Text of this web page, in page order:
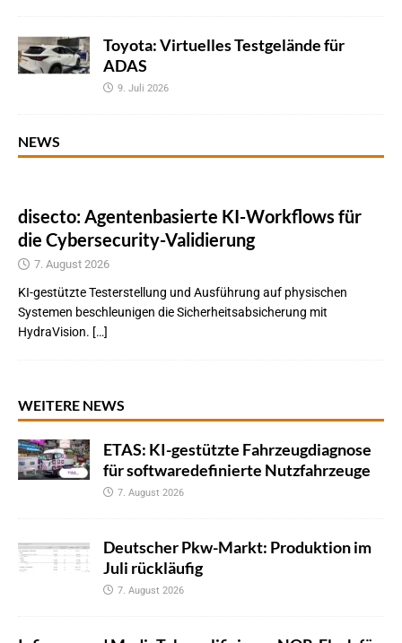
Toyota: Virtuelles Testgelände für
ADAS
9. Juli 2026
NEWS
disecto: Agentenbasierte KI-Workflows für
die Cybersecurity-Validierung
7. August 2026
KI-gestützte Testerstellung und Ausführung auf physischen
Systemen beschleunigen die Sicherheitsabsicherung mit
HydraVision. […]
WEITERE NEWS
ETAS: KI-gestützte Fahrzeugdiagnose
für softwaredefinierte Nutzfahrzeuge
7. August 2026
Deutscher Pkw-Markt: Produktion im
Juli rückläufig
7. August 2026